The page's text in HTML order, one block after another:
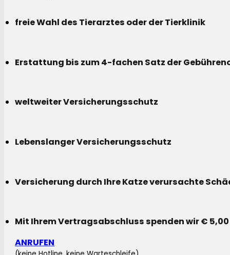
freie Wahl des Tierarztes oder der Tierklinik
Erstattung bis zum 4-fachen Satz der
weltweiter Versicherungsschutz
Lebenslanger Versicherungsschutz
Versicherung durch Ihre Katze verursachte
Mit Ihrem Vertragsabschluss spenden wir €
ANRUFEN